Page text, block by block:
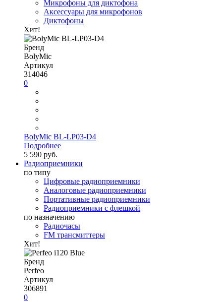
Микрофоны для диктофона
Аксессуары для микрофонов
Диктофоны
Хит!
Бренд
BolyMic
Артикул
314046
0
BolyMic BL-LP03-D4
Подробнее
5 590 руб.
Радиоприемники
по типу
Цифровые радиоприемники
Аналоговые радиоприемники
Портативные радиоприемники
Радиоприемники с флешкой
по назначению
Радиочасы
FM трансмиттеры
Хит!
Бренд
Perfeo
Артикул
306891
0